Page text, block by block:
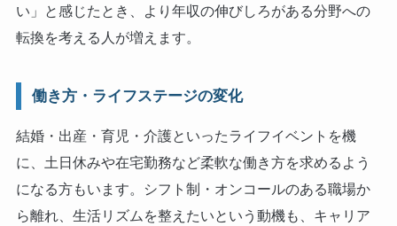
い」と感じたとき、より年収の伸びしろがある分野への
転換を考える人が増えます。
働き方・ライフステージの変化
結婚・出産・育児・介護といったライフイベントを機
に、土日休みや在宅勤務など柔軟な働き方を求めるよう
になる方もいます。シフト制・オンコールのある職場か
ら離れ、生活リズムを整えたいという動機も、キャリア